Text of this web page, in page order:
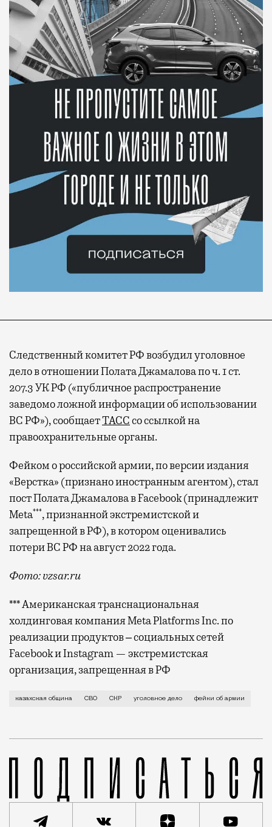
Следственный комитет РФ возбудил уголовное
дело в отношении Полата Джамалова по ч. 1 ст.
207.3 УК РФ («публичное распространение
заведомо ложной информации об использовании
ВС РФ»), сообщаетТАССсо ссылкой на
правоохранительные органы.
Фейком о российской армии, по версии издания
«Верстка» (признано иностранным агентом), стал
пост Полата Джамалова в Facebook (принадлежит
Meta***, признанной экстремистской и
запрещенной в РФ), в котором оценивались
потери ВС РФ на август 2022 года.
Фото: vzsar.ru
*** Американская транснациональная
холдинговая компания Meta Platforms Inc. по
реализации продуктов ‒ социальных сетей
Facebook и Instagram — экстремистская
организация, запрещенная в РФ
казахская община СВО СКР уголовное дело фейки об армии